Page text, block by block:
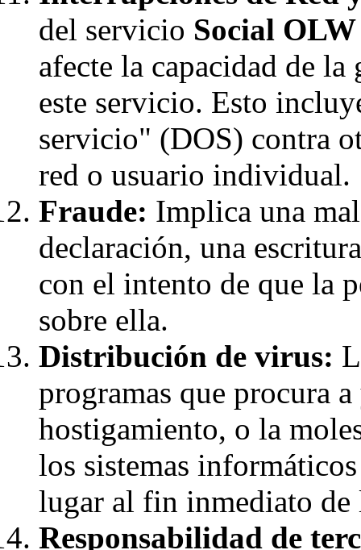
del servicio Social OLW
afecte la capacidad de
este servicio. Esto
servicio" (DOS) contra
red o usuario individual.
Fraude: Implica una
declaración, una
con el intento de que la
sobre ella.
Distribución de virus:
programas que procura
hostigamiento, o la
los sistemas
lugar al fin inmediato de
Responsabilidad de